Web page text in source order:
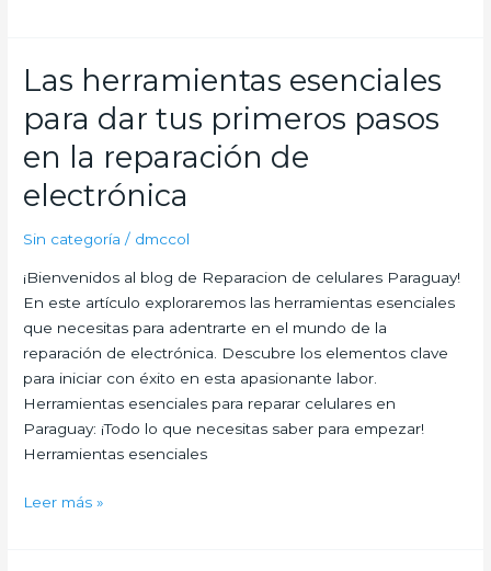
donde
trabaja
un
técnico
electrónico
Las herramientas esenciales
para dar tus primeros pasos
en la reparación de
electrónica
Sin categoría / dmccol
¡Bienvenidos al blog de Reparacion de celulares Paraguay!
En este artículo exploraremos las herramientas esenciales
que necesitas para adentrarte en el mundo de la
reparación de electrónica. Descubre los elementos clave
para iniciar con éxito en esta apasionante labor.
Herramientas esenciales para reparar celulares en
Paraguay: ¡Todo lo que necesitas saber para empezar!
Herramientas esenciales
Las
Leer más »